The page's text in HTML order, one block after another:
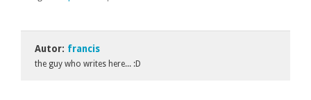
Autor: francis
the guy who writes here... :D